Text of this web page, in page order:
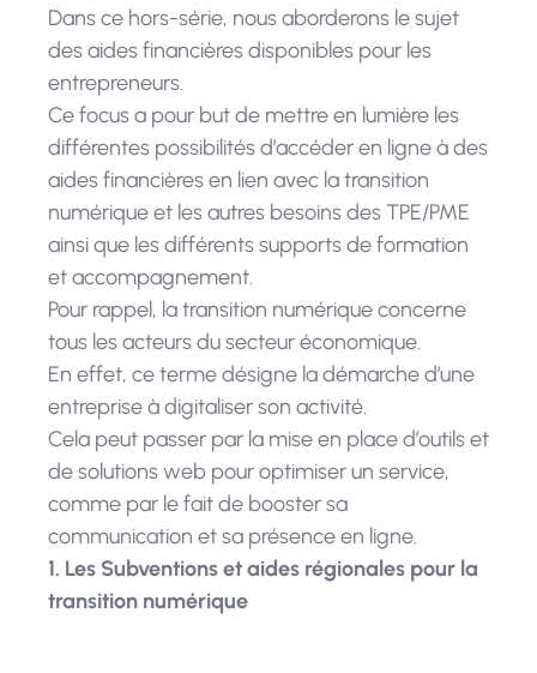
Dans ce hors-série, nous aborderons le sujet
des aides financières disponibles pour les
entrepreneurs.
Ce focus a pour but de mettre en lumière les
différentes possibilités d’accéder en ligne à des
aides financières en lien avec la transition
numérique et les autres besoins des TPE/PME
ainsi que les différents supports de formation
et accompagnement.
Pour rappel, la transition numérique concerne
tous les acteurs du secteur économique.
En effet, ce terme désigne la démarche d’une
entreprise à digitaliser son activité.
Cela peut passer par la mise en place d’outils et
de solutions web pour optimiser un service,
comme par le fait de booster sa
communication et sa présence en ligne.
1. Les Subventions et aides régionales pour la
transition numérique